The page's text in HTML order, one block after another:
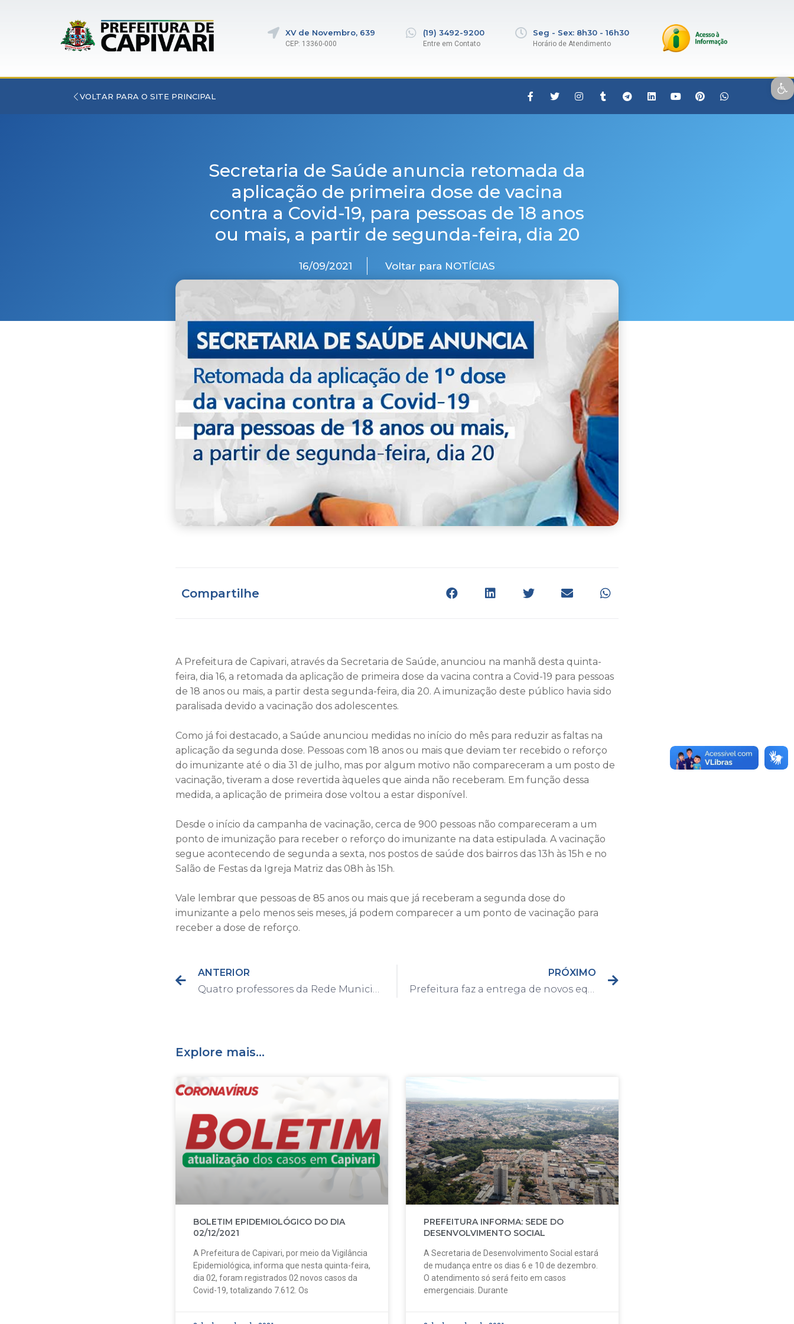
Open toolbar
XV de Novembro, 639
CEP: 13360-000
(19) 3492-9200
Entre em Contato
Seg - Sex: 8h30 - 16h30
Horário de Atendimento
VOLTAR PARA O SITE PRINCIPAL
Secretaria de Saúde anuncia retomada da
aplicação de primeira dose de vacina
contra a Covid-19, para pessoas de 18 anos
ou mais, a partir de segunda-feira, dia 20
16/09/2021 Voltar para NOTÍCIAS
Compartilhe
A Prefeitura de Capivari, através da Secretaria de Saúde, anunciou na manhã desta quinta-
feira, dia 16, a retomada da aplicação de primeira dose da vacina contra a Covid-19 para pessoas
de 18 anos ou mais, a partir desta segunda-feira, dia 20. A imunização deste público havia sido
paralisada devido a vacinação dos adolescentes.
Como já foi destacado, a Saúde anunciou medidas no início do mês para reduzir as faltas na
aplicação da segunda dose. Pessoas com 18 anos ou mais que deviam ter recebido o reforço
do imunizante até o dia 31 de julho, mas por algum motivo não compareceram a um posto de
vacinação, tiveram a dose revertida àqueles que ainda não receberam. Em função dessa
medida, a aplicação de primeira dose voltou a estar disponível.
Desde o início da campanha de vacinação, cerca de 900 pessoas não compareceram a um
ponto de imunização para receber o reforço do imunizante na data estipulada. A vacinação
segue acontecendo de segunda a sexta, nos postos de saúde dos bairros das 13h às 15h e no
Salão de Festas da Igreja Matriz das 08h às 15h.
Vale lembrar que pessoas de 85 anos ou mais que já receberam a segunda dose do
imunizante a pelo menos seis meses, já podem comparecer a um ponto de vacinação para
receber a dose de reforço.
ANTERIOR
Quatro professores da Rede Municipal são contemplados pelo Instituto Arcor Brasil em curso de nível Nacional
PRÓXIMO
Prefeitura faz a entrega de novos equipamentos para a UTI da Santa Casa
Explore mais...
BOLETIM EPIDEMIOLÓGICO DO DIA
02/12/2021
A Prefeitura de Capivari, por meio da Vigilância
Epidemiológica, informa que nesta quinta-feira,
dia 02, foram registrados 02 novos casos da
Covid-19, totalizando 7.612. Os
PREFEITURA INFORMA: SEDE DO
DESENVOLVIMENTO SOCIAL
A Secretaria de Desenvolvimento Social estará
de mudança entre os dias 6 e 10 de dezembro.
O atendimento só será feito em casos
emergenciais. Durante